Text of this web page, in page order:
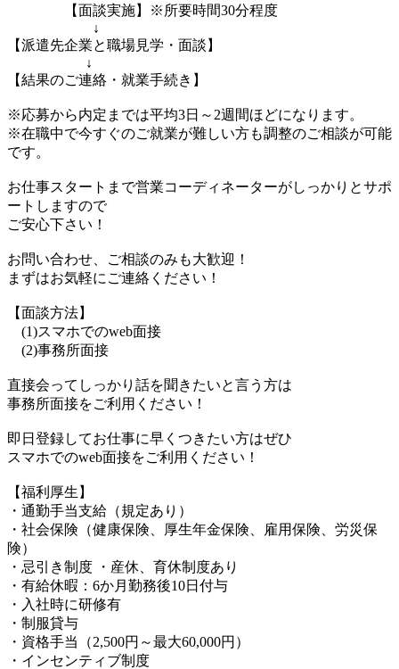
【面談実施】※所要時間30分程度
↓
【派遣先企業と職場見学・面談】
↓
【結果のご連絡・就業手続き】
※応募から内定までは平均3日～2週間ほどになります。
※在職中で今すぐのご就業が難しい方も調整のご相談が可能
です。
お仕事スタートまで営業コーディネーターがしっかりとサポ
ートしますので
ご安心下さい！
お問い合わせ、ご相談のみも大歓迎！
まずはお気軽にご連絡ください！
【面談方法】
(1)スマホでのweb面接
(2)事務所面接
直接会ってしっかり話を聞きたいと言う方は
事務所面接をご利用ください！
即日登録してお仕事に早くつきたい方はぜひ
スマホでのweb面接をご利用ください！
【福利厚生】
・通勤手当支給（規定あり）
・社会保険（健康保険、厚生年金保険、雇用保険、労災保
険）
・忌引き制度 ・産休、育休制度あり
・有給休暇：6か月勤務後10日付与
・入社時に研修有
・制服貸与
・資格手当（2,500円～最大60,000円）
・インセンティブ制度